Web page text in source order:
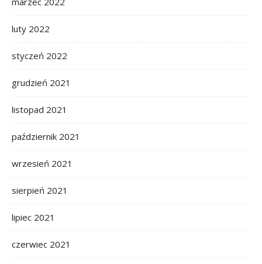
luty 2022
styczeń 2022
grudzień 2021
listopad 2021
październik 2021
wrzesień 2021
sierpień 2021
lipiec 2021
czerwiec 2021